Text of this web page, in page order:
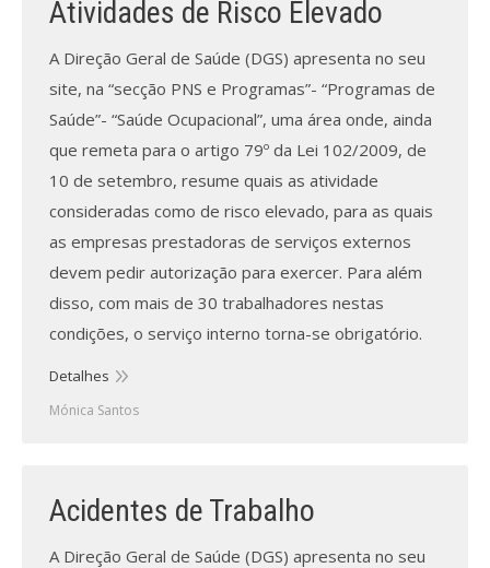
Processo de submissão
Submeta aqui
Formação Profissional
Bolsa de emprego (oferta/
procura)
Sugestões para os Leitores
Investigarem
Congressos
Revistas previamente publicadas
Atividades de Risco Elevado
A Direção Geral de Saúde (DGS) apresenta no seu
site, na “secção PNS e Programas”- “Programas de
Saúde”- “Saúde Ocupacional”, uma área onde, ainda
que remeta para o artigo 79º da Lei 102/2009, de
10 de setembro, resume quais as atividade
consideradas como de risco elevado, para as quais
as empresas prestadoras de serviços externos
devem pedir autorização para exercer. Para além
disso, com mais de 30 trabalhadores nestas
condições, o serviço interno torna-se obrigatório.
Detalhes
Mónica Santos
Acidentes de Trabalho
A Direção Geral de Saúde (DGS) apresenta no seu